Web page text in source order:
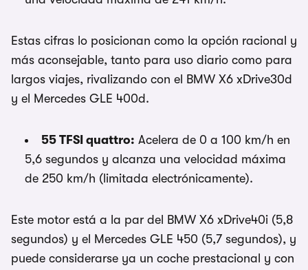
Estas cifras lo posicionan como la opción racional y
más aconsejable, tanto para uso diario como para
largos viajes, rivalizando con el BMW X6 xDrive30d
y el Mercedes GLE 400d.
55 TFSI quattro: Acelera de 0 a 100 km/h en
5,6 segundos y alcanza una velocidad máxima
de 250 km/h (limitada electrónicamente).
Este motor está a la par del BMW X6 xDrive40i (5,8
segundos) y el Mercedes GLE 450 (5,7 segundos), y
puede considerarse ya un coche prestacional y con